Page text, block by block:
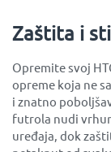
Zaštita i
Opremite svoj
opreme koja ne
i znatno
futrola nudi
uređaja, dok